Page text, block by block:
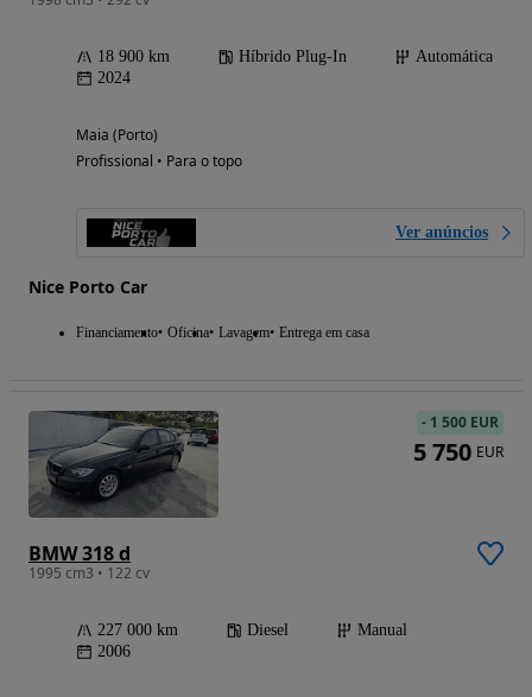
18 900 km Híbrido Plug-In
Automática
2024
Maia (Porto)
Profissional • Para o topo
Ver anúncios
Nice Porto Car
Financiamento Oficina Lavagem Entrega em casa
BMW 318 d
1995 cm3 • 122 cv
227 000 km Diesel
Manual
2006
- 1 500 EUR
5 750 EUR